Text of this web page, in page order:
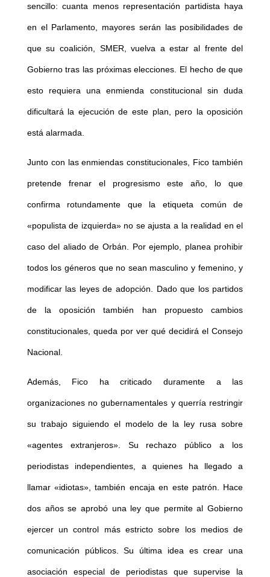
sencillo: cuanta menos representación partidista haya
en el Parlamento, mayores serán las posibilidades de
que su coalición, SMER, vuelva a estar al frente del
Gobierno tras las próximas elecciones. El hecho de que
esto requiera una enmienda constitucional sin duda
dificultará la ejecución de este plan, pero la oposición
está alarmada.
Junto con las enmiendas constitucionales, Fico también
pretende frenar el progresismo este año, lo que
confirma rotundamente que la etiqueta común de
«populista de izquierda» no se ajusta a la realidad en el
caso del aliado de Orbán. Por ejemplo, planea prohibir
todos los géneros que no sean masculino y femenino, y
modificar las leyes de adopción. Dado que los partidos
de la oposición también han propuesto cambios
constitucionales, queda por ver qué decidirá el Consejo
Nacional.
Además, Fico ha criticado duramente a las
organizaciones no gubernamentales y querría restringir
su trabajo siguiendo el modelo de la ley rusa sobre
«agentes extranjeros». Su rechazo público a los
periodistas independientes, a quienes ha llegado a
llamar «idiotas», también encaja en este patrón. Hace
dos años se aprobó una ley que permite al Gobierno
ejercer un control más estricto sobre los medios de
comunicación públicos. Su última idea es crear una
asociación especial de periodistas que supervise la